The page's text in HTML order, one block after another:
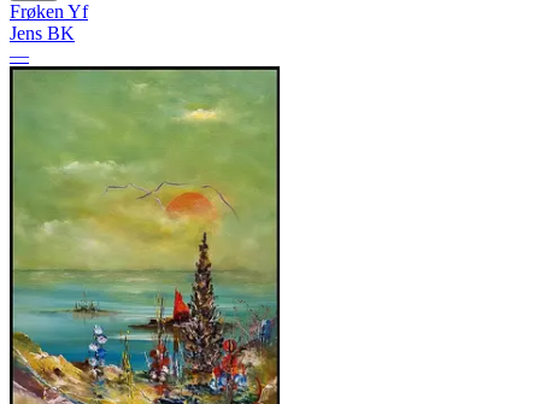
Frøken Yf
Jens BK
—